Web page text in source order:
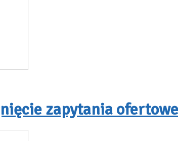
zapytania